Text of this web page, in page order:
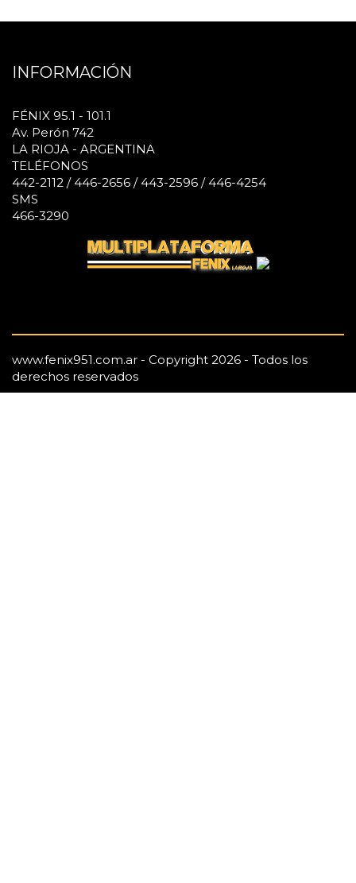
INFORMACIÓN
FÉNIX 95.1 - 101.1
Av. Perón 742
LA RIOJA - ARGENTINA
TELÉFONOS
442-2112 / 446-2656 / 443-2596 / 446-4254
SMS
466-3290
www.fenix951.com.ar - Copyright 2026 - Todos los
derechos reservados